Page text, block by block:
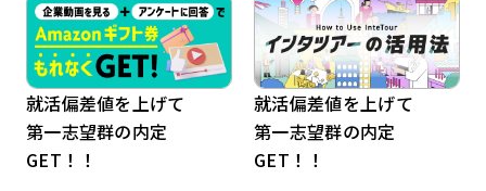
就活偏差値を上げて
第一志望群の内定
GET！！
就活偏差値を上げて
第一志望群の内定
GET！！